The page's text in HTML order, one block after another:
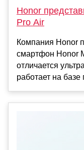
Honor
Pro Air
Компания Honor
смартфон Honor
отличается
работает на базе